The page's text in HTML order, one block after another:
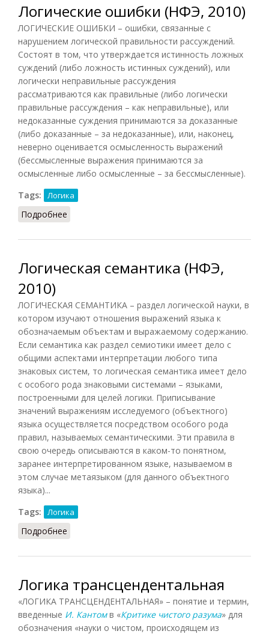
Логические ошибки (НФЭ, 2010)
ЛОГИЧЕСКИЕ ОШИБКИ – ошибки, связанные с
нарушением логической правильности рассуждений.
Состоят в том, что утверждается истинность ложных
суждений (либо ложность истинных суждений), или
логически неправильные рассуждения
рассматриваются как правильные (либо логически
правильные рассуждения – как неправильные), или
недоказанные суждения принимаются за доказанные
(либо доказанные – за недоказанные), или, наконец,
неверно оценивается осмысленность выражений
(бессмысленные выражения принимаются за
осмысленные либо осмысленные – за бессмысленные).
Tags:
Логика
Подробнее
Логическая семантика (НФЭ,
2010)
ЛОГИЧЕСКАЯ СЕМАНТИКА – раздел логической науки, в
котором изучают отношения выражений языка к
обозначаемым объектам и выражаемому содержанию.
Если семантика как раздел семиотики имеет дело с
общими аспектами интерпретации любого типа
знаковых систем, то логическая семантика имеет дело
с особого рода знаковыми системами – языками,
построенными для целей логики. Приписывание
значений выражениям исследуемого (объектного)
языка осуществляется посредством особого рода
правил, называемых семантическими. Эти правила в
свою очередь описываются в каком-то понятном,
заранее интерпретированном языке, называемом в
этом случае метаязыком (для данного объектного
языка)...
Tags:
Логика
Подробнее
Логика трансцендентальная
«ЛОГИКА ТРАНСЦЕНДЕНТАЛЬНАЯ» – понятие и термин,
введенные И. Кантомв «Критике чистого разума» для
обозначения «науки о чистом, происходящем из